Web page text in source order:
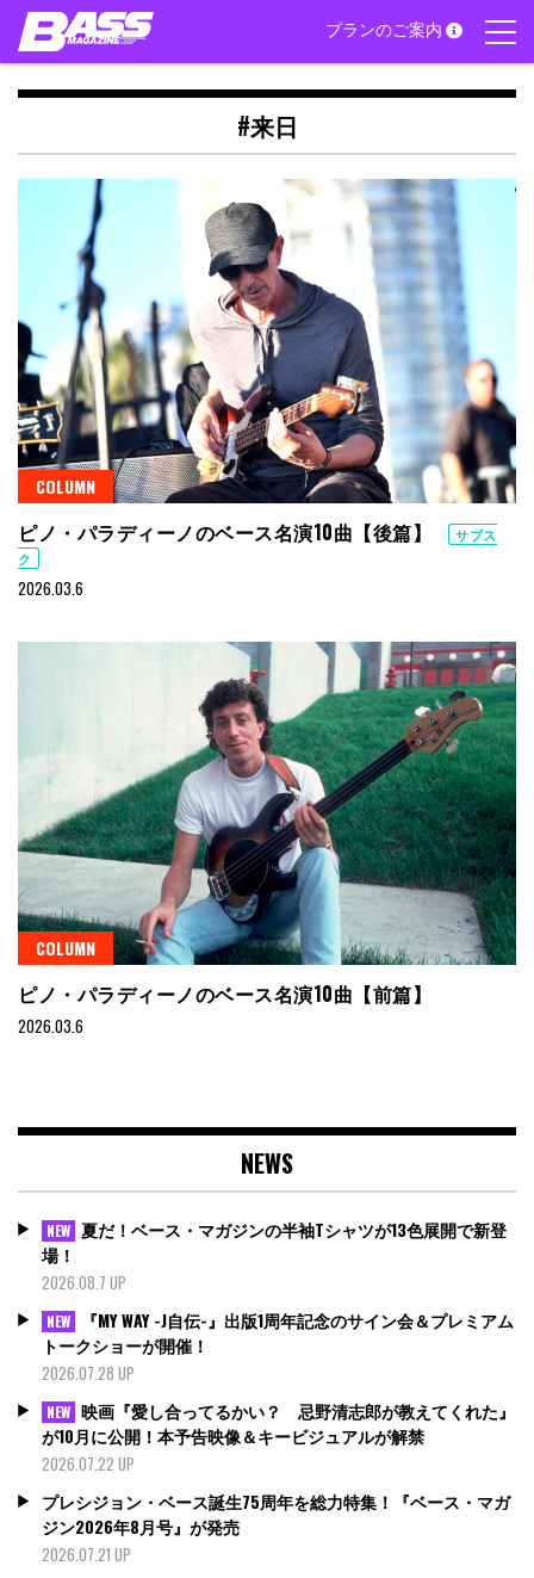
Skip
content
プランのご案内
#来日
COLUMN
ピノ・パラディーノのベース名演10曲【後篇】
サブス
ク
2026.03.6
COLUMN
ピノ・パラディーノのベース名演10曲【前篇】
2026.03.6
NEWS
NEW 夏だ！ベース・マガジンの半袖Tシャツが13色展開で新登
場！
2026.08.7 UP
NEW
『MY WAY -J自伝-』出版1周年記念のサイン会＆プレミアム
トークショーが開催！
2026.07.28 UP
NEW 映画『愛し合ってるかい？ 忌野清志郎が教えてくれた』
が10月に公開！本予告映像＆キービジュアルが解禁
2026.07.22 UP
プレシジョン・ベース誕生75周年を総力特集！『ベース・マガ
ジン2026年8月号』が発売
2026.07.21 UP